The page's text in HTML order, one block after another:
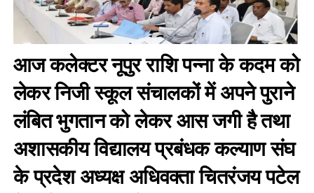
आज कलेक्टर नूपुर राशि पन्ना के कदम को
लेकर निजी स्कूल संचालकों में अपने पुराने
लंबित भुगतान को लेकर आस जगी है तथा
अशासकीय विद्यालय प्रबंधक कल्याण संघ
के प्रदेश अध्यक्ष अधिवक्ता चितरंजय पटेल